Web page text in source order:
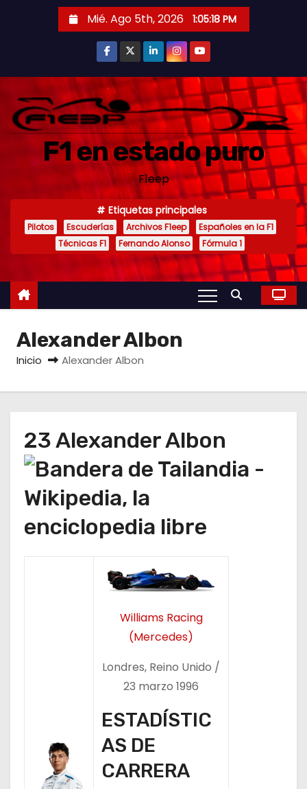
i
Mié. Ago 5th, 2026 1:05:20 PM
F1 en estado puro
F1eep
Etiquetas principales
Pilotos Escuderías Archivos F1eep
Españoles en la F1
Técnicas F1
Fernando Alonso Fórmula 1
Alexander Albon
Inicio Alexander Albon
23 Alexander Albon
Williams Racing
(Mercedes)
Londres, Reino Unido /
23 marzo 1996
ESTADÍSTIC
AS DE
CARRERA